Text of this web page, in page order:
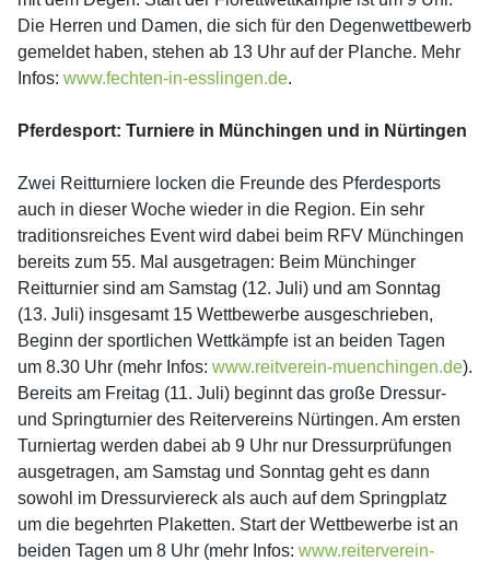
Die Herren und Damen, die sich für den Degenwettbewerb
gemeldet haben, stehen ab 13 Uhr auf der Planche. Mehr
Infos: www.fechten-in-esslingen.de.
Pferdesport: Turniere in Münchingen und in Nürtingen
Zwei Reitturniere locken die Freunde des Pferdesports
auch in dieser Woche wieder in die Region. Ein sehr
traditionsreiches Event wird dabei beim RFV Münchingen
bereits zum 55. Mal ausgetragen: Beim Münchinger
Reitturnier sind am Samstag (12. Juli) und am Sonntag
(13. Juli) insgesamt 15 Wettbewerbe ausgeschrieben,
Beginn der sportlichen Wettkämpfe ist an beiden Tagen
um 8.30 Uhr (mehr Infos: www.reitverein-muenchingen.de).
Bereits am Freitag (11. Juli) beginnt das große Dressur-
und Springturnier des Reitervereins Nürtingen. Am ersten
Turniertag werden dabei ab 9 Uhr nur Dressurprüfungen
ausgetragen, am Samstag und Sonntag geht es dann
sowohl im Dressurviereck als auch auf dem Springplatz
um die begehrten Plaketten. Start der Wettbewerbe ist an
beiden Tagen um 8 Uhr (mehr Infos: www.reiterverein-